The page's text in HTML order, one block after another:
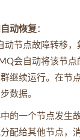
动恢复 ：
动节点故障转移
会自动将该节
继续运行。在节
数据。
的一个节点发生
配给其他节点，